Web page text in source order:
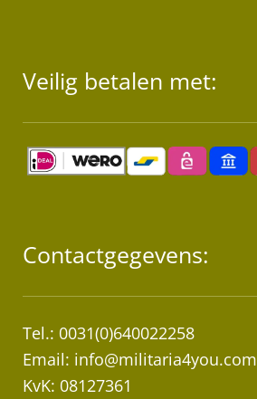
Veilig betalen met:
Contactgegevens:
Tel.: 0031(0)640022258
Email: info@militaria4you.com
KvK: 08127361